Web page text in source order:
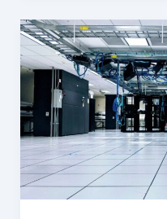
untuk
Fasilitas
Cloud
Computing?